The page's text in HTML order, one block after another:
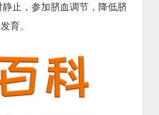
止，参加脐血调节，降低脐
育。